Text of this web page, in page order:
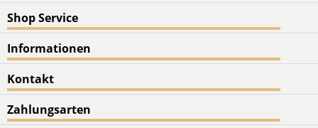
Shop Service
Informationen
Kontakt
Zahlungsarten